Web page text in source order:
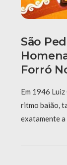
São
Forró
Em 1946
ritmo baião,
exatamente